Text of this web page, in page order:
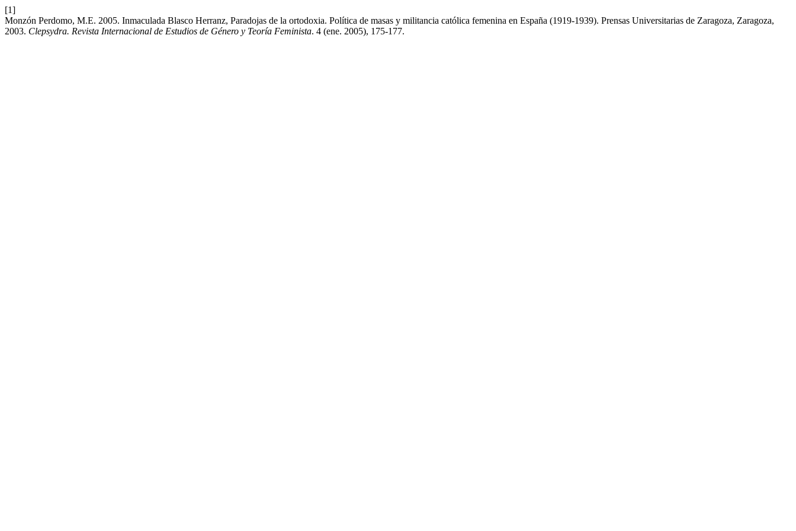
[1]
Monzón Perdomo, M.E. 2005. Inmaculada Blasco Herranz, Paradojas de la ortodoxia. Política de masas y militancia católica femenina en España (1919-1939). Prensas Universitarias de Zaragoza, Zaragoza,
2003. Clepsydra. Revista Internacional de Estudios de Género y Teoría Feminista. 4 (ene. 2005), 175-177.